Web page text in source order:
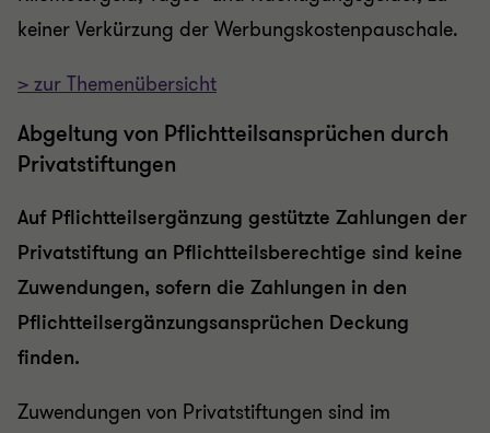
keiner Verkürzung der Werbungskostenpauschale.
> zur Themenübersicht
Abgeltung von Pflichtteilsansprüchen durch
Privatstiftungen
Auf Pflichtteilsergänzung gestützte Zahlungen der
Privatstiftung an Pflichtteilsberechtige sind keine
Zuwendungen, sofern die Zahlungen in den
Pflichtteilsergänzungsansprüchen Deckung
finden.
Zuwendungen von Privatstiftungen sind im